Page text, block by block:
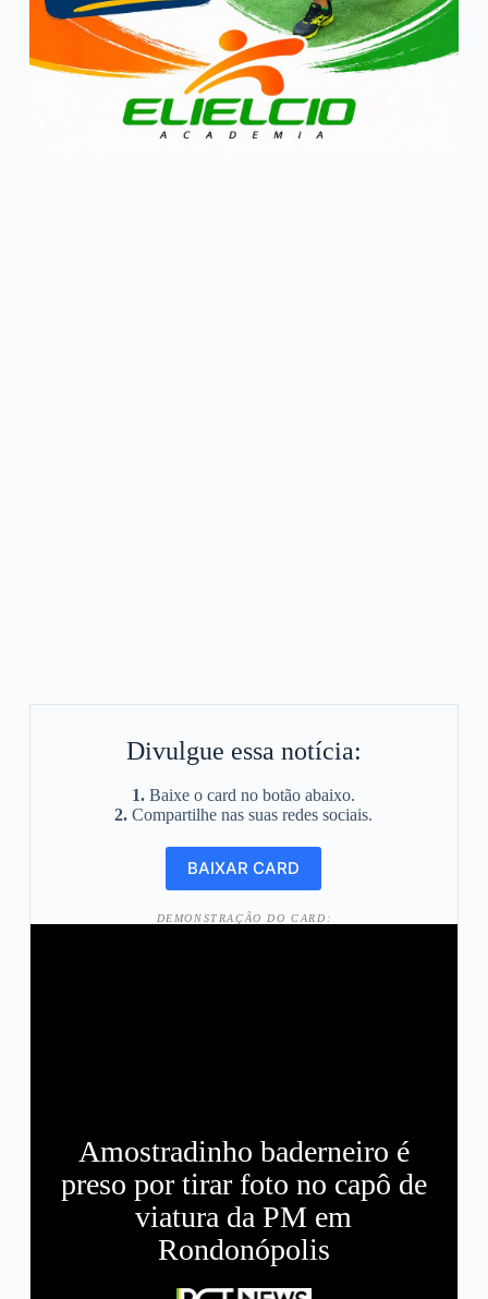
Divulgue essa notícia:
1. Baixe o card no botão abaixo.
2. Compartilhe nas suas redes sociais.
DEMONSTRAÇÃO DO CARD:
Amostradinho baderneiro é
preso por tirar foto no capô de
viatura da PM em
Rondonópolis